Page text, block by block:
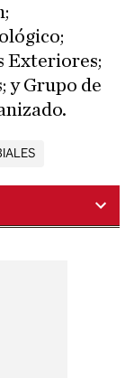
Exteriores;
y Grupo de